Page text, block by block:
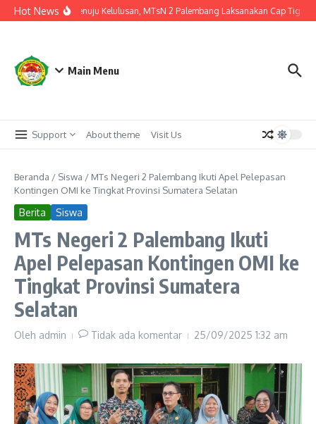
Lewati ke konten
Hot News
Langkah Akhir Menuju Kelulusan, MTsN 2 Palembang Laksanakan Cap Tiga
Main Menu
Support About theme Visit Us
Beranda / Siswa / MTs Negeri 2 Palembang Ikuti Apel Pelepasan
Kontingen OMI ke Tingkat Provinsi Sumatera Selatan
Berita Siswa
MTs Negeri 2 Palembang Ikuti
Apel Pelepasan Kontingen OMI ke
Tingkat Provinsi Sumatera
Selatan
Oleh admin Tidak ada komentar 25/09/2025 1:32 am